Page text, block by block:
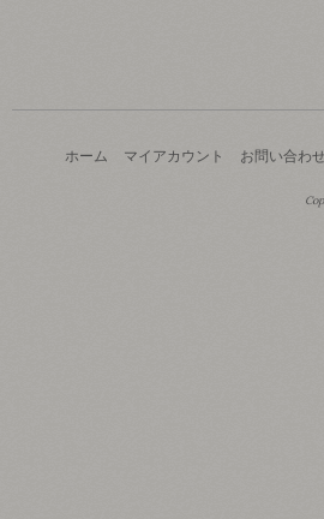
ホーム マイアカウント お問い合わ